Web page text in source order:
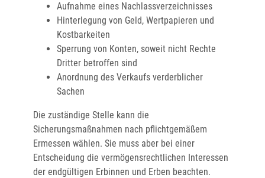
Aufnahme eines Nachlassverzeichnisses
Hinterlegung von Geld, Wertpapieren und
Kostbarkeiten
Sperrung von Konten, soweit nicht Rechte
Dritter betroffen sind
Anordnung des Verkaufs verderblicher
Sachen
Die zuständige Stelle kann die
Sicherungsmaßnahmen nach pflichtgemäßem
Ermessen wählen. Sie muss aber bei einer
Entscheidung die vermögensrechtlichen Interessen
der endgültigen Erbinnen und Erben beachten.